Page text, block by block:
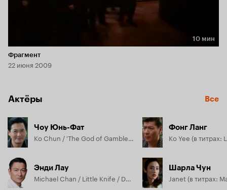
Длительность 10 мин
10 мин
Фрагмент
22 июня 2009
Актёры Все
Чоу Юнь-Фат
Энди Лау
Фонг Ланг
Ko Yee (в титрах:
Шарла Чун
Janet (в титрах: